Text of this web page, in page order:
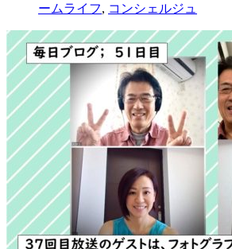
ームライフ, コンシェルジュ